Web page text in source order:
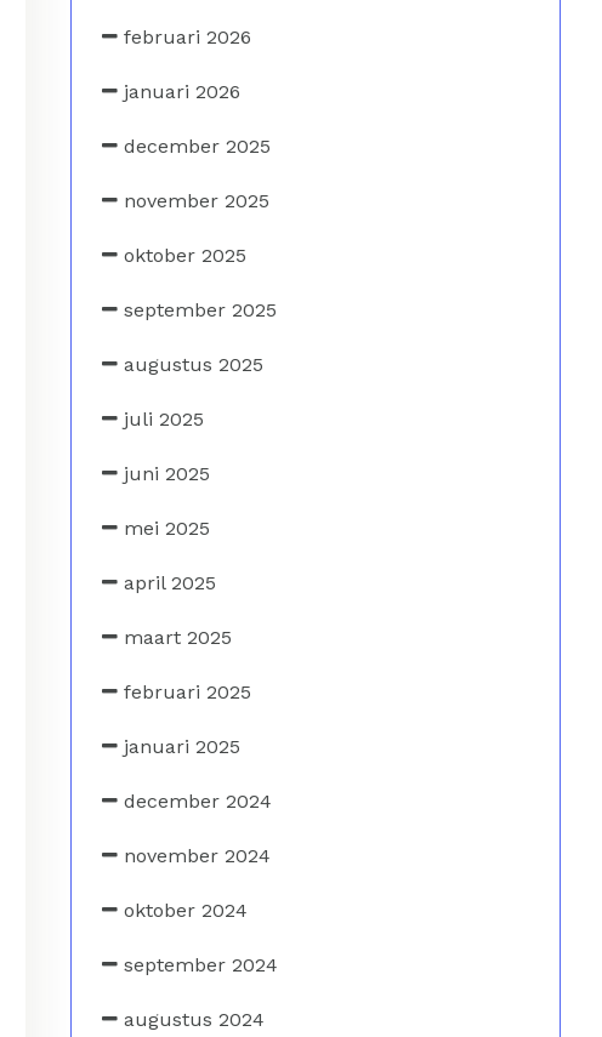
februari 2026
januari 2026
december 2025
november 2025
oktober 2025
september 2025
augustus 2025
juli 2025
juni 2025
mei 2025
april 2025
maart 2025
februari 2025
januari 2025
december 2024
november 2024
oktober 2024
september 2024
augustus 2024